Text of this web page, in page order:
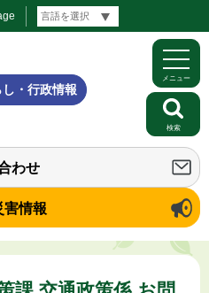
し・行政情報
わせ
害情報
メニュー
検索